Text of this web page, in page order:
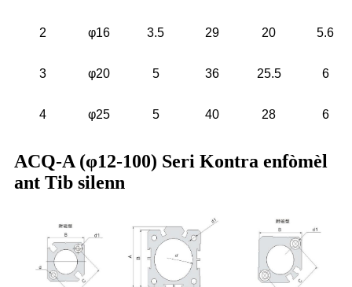
2 φ16 3.5 29 20 5.6
3 φ20 5 36 25.5 6
4 φ25 5 40 28 6
ACQ-A (φ12-100) Seri Kontra enfòmèl
ant Tib silenn